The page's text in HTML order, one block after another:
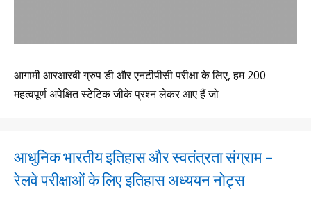
आगामी आरआरबी ग्रुप डी और एनटीपीसी परीक्षा के लिए, हम 200
महत्वपूर्ण अपेक्षित स्टेटिक जीके प्रश्न लेकर आए हैं जो
आधुनिक भारतीय इतिहास और स्वतंत्रता संग्राम –
रेलवे परीक्षाओं के लिए इतिहास अध्ययन नोट्स